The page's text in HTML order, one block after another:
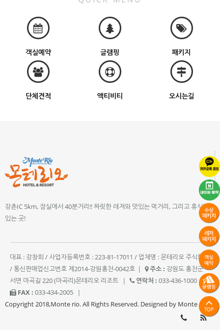
객실예약 글램핑 패키지
단체견적 액티비티 오시는길
강촌IC 5km, 잠실에서 40분거리!! 짜릿한 레져와 맛있는 먹거리, 그리고 휴식이
있는 곳!
대표 : 강창희 / 사업자등록번호 : 223-81-17011 / 업체명 : 몬테리오 주식회사
/ 통신판매업신고번호 제2014-강원홍천-0042호 | 주소 : 강원도 홍천군
서면 마곡길 220 (마곡리)몬테리오 리조트
| 연락처 : 033-436-1000
|
FAX : 033-434-2005
|
Copyright 2018,Monte rio. All Rights Reserved. Designed by Monte rio.